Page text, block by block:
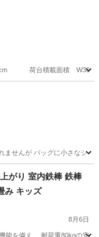
荷台積載面積
ませんが バッグに小さなシ
がり 室内鉄棒 鉄棒
み キッズ
8月6日
を備え、 耐荷重80kgの安